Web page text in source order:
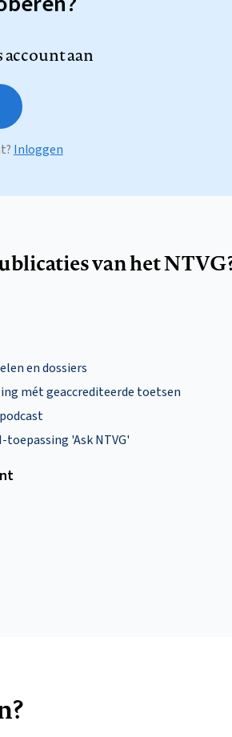
account aan
Inloggen
van het
en dossiers
mét geaccrediteerde toetsen
toepassing 'Ask NTVG'